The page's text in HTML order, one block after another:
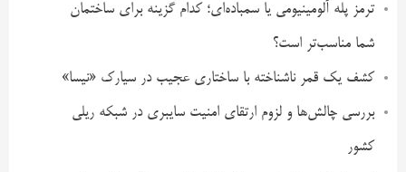
ترمز پله آلومینیومی یا سمباده‌ای؛ کدام گزینه برای ساختمان
شما مناسب‌تر است؟
کشف یک قمر ناشناخته با ساختاری عجیب در سیارک «نیسا»
بررسی چالش‌ها و لزوم ارتقای امنیت سایبری در شبکه ریلی
کشور